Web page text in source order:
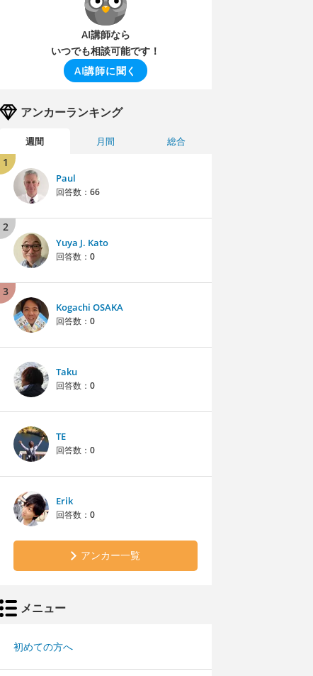
AI講師なら
いつでも相談可能です！
AI講師に聞く
アンカーランキング
週間 月間 総合
1
Paul
回答数： 66
2
Yuya J. Kato
回答数： 0
3
Kogachi OSAKA
回答数： 0
Taku
回答数： 0
TE
回答数： 0
Erik
回答数： 0
アンカー一覧
メニュー
初めての方へ